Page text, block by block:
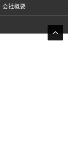
会社概要